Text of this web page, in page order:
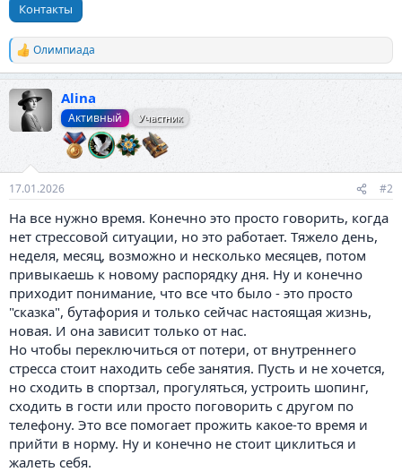
Контакты
Р
е
к
ц
и
Олимпиада
Alina
Активный Участник
17.01.2026 #2
На все нужно время. Конечно это просто говорить, когда
нет стрессовой ситуации, но это работает. Тяжело день,
неделя, месяц, возможно и несколько месяцев, потом
привыкаешь к новому распорядку дня. Ну и конечно
приходит понимание, что все что было - это просто
"сказка", бутафория и только сейчас настоящая жизнь,
новая. И она зависит только от нас.
Но чтобы переключиться от потери, от внутреннего
стресса стоит находить себе занятия. Пусть и не хочется,
но сходить в спортзал, прогуляться, устроить шопинг,
сходить в гости или просто поговорить с другом по
телефону. Это все помогает прожить какое-то время и
прийти в норму. Ну и конечно не стоит циклиться и
жалеть себя.